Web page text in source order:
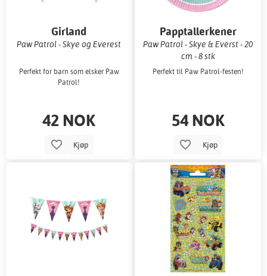
Girland
Paw Patrol - Skye og Everest
Perfekt for barn som elsker Paw
Patrol!
42 NOK
Kjøp
Papptallerkener
Paw Patrol - Skye & Everst - 20
cm - 8 stk
Perfekt til Paw Patrol-festen!
54 NOK
Kjøp